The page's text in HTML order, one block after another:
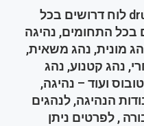
דרושים נהגים – drussimjobbs לוח דרושים בכל
בכל התחומים, נהיגה
מונית, נהג משאית,
נהג קטנוע, נהג
ועוד – נהיגה,
הנהיגה, לנהגים
, לפרטים ניתן